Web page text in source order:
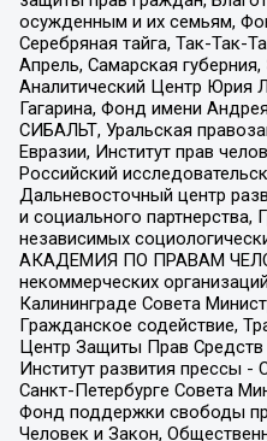
осужденным и их семьям,
Серебряная тайга, Так-Так-
Апрель, Самарская
Аналитический Центр Юрия
Гагарина, Фонд имени
СИБАЛЬТ, Уральская
Евразии, Институт прав
Российский
Дальневосточный центр
и социального
независимых
АКАДЕМИЯ ПО ПРАВАМ
некоммерческих
Калининграде Совета
Гражданское содействие,
Центр Защиты Прав
Институт развития прессы -
Санкт-Петербурге Совета
Фонд поддержки свободы
Человек и Закон,